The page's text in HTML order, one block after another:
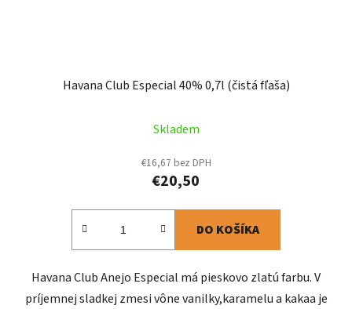
Havana Club Especial 40% 0,7l (čistá fľaša)
Skladem
€16,67 bez DPH
€20,50
DO KOŠÍKA
Havana Club Anejo Especial má pieskovo zlatú farbu. V
príjemnej sladkej zmesi vône vanilky,karamelu a kakaa je